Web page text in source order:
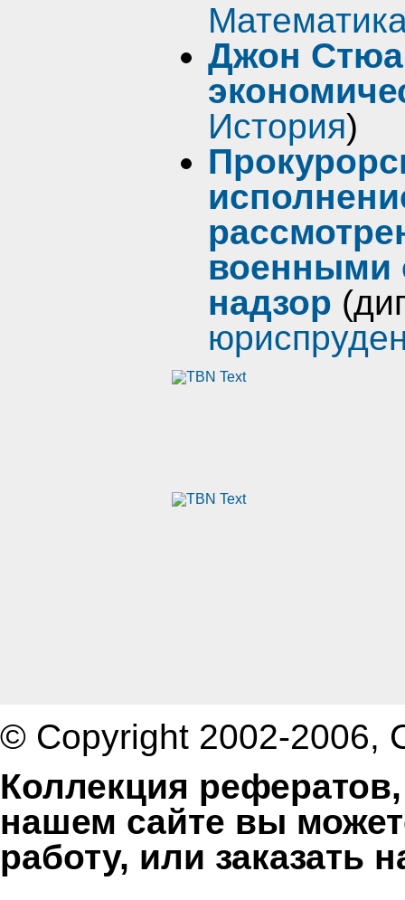
Джон
История)
военными
надзор
© Copyright 2002-2006,
Коллекция
нашем сайте вы
работу, или заказать